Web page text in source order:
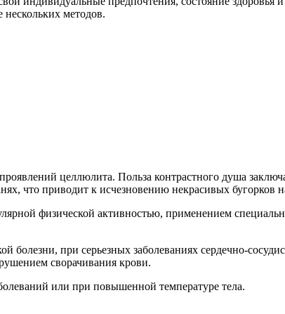
нескольких методов.
целлюлита. Польза контрастного душа
что приводит к исчезновению некрасивых бугорков
физической активностью, применением
болезни, при серьезных заболеваниях сердечно-
сворачивания крови.
или при повышенной температуре тела.